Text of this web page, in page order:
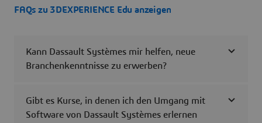
FAQs zu 3DEXPERIENCE Edu anzeigen
Kann Dassault Systèmes mir helfen, neue
Branchenkenntnisse zu erwerben?
Gibt es Kurse, in denen ich den Umgang mit
Software von Dassault Systèmes erlernen